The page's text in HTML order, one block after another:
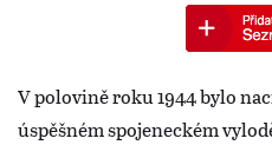
V polovině roku 1944 bylo
úspěšném spojeneckém